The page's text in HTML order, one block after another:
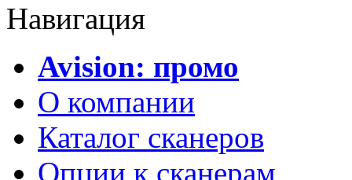
Навигация
Avision: промо
О компании
Каталог сканеров
Опции к сканерам